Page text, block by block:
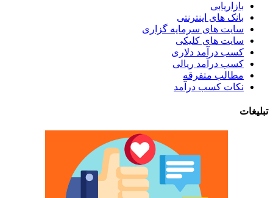
بازاریابی
بانک های اینترنتی
سایت های سرمایه گزاری
سایت های کلیکی
کسب درآمد دلاری
کسب درآمد ریالی
مطالب متفرقه
نکات کسب درآمد
تبلیغات